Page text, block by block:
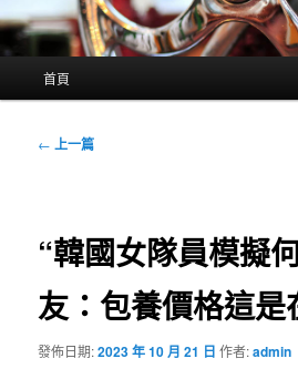
首頁
文
← 上一篇
“韓國女隊員模擬
友：包養價格這是
發佈日期:2023 年 10 月 21 日 作者:admin